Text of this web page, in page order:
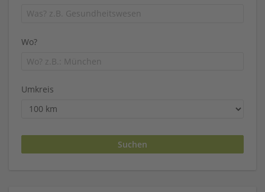
Wo?
Umkreis